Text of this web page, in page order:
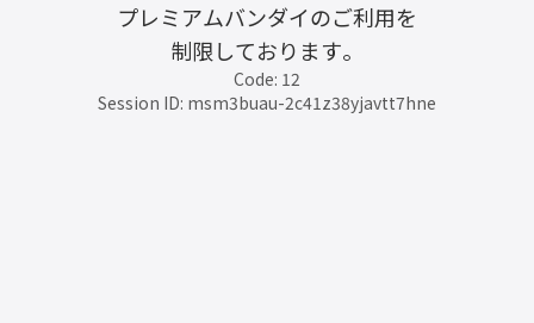
プレミアムバンダイのご利用を
制限しております。
Code: 12
Session ID: msm3buau-2c41z38yjavtt7hne